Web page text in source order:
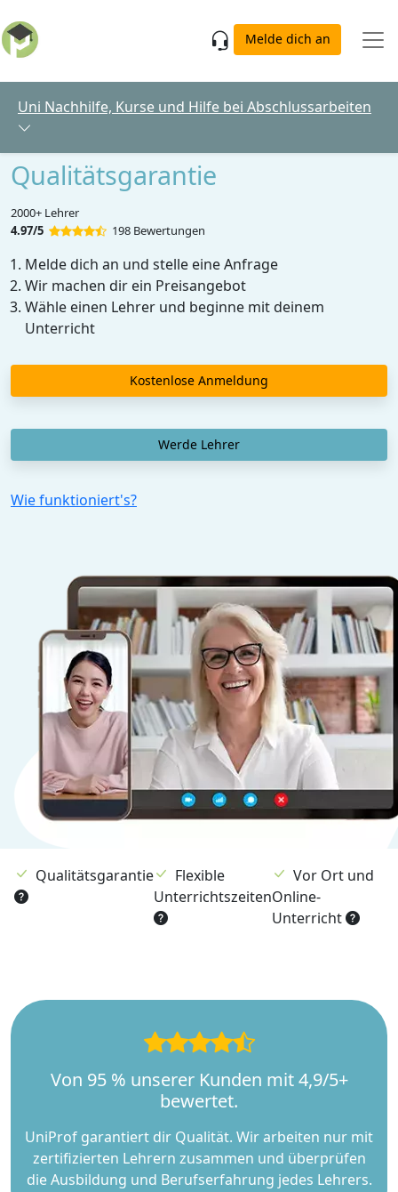
Melde dich an
Uni Nachhilfe, Kurse und Hilfe bei Abschlussarbeiten
Qualitätsgarantie
2000+ Lehrer
4.97/5
198 Bewertungen
Melde dich an und stelle eine Anfrage
Wir machen dir ein Preisangebot
Wähle einen Lehrer und beginne mit deinem
Unterricht
Kostenlose Anmeldung
Werde Lehrer
Wie funktioniert's?
Qualitätsgarantie
Flexible
Unterrichtszeiten
Vor Ort und
Online-
Unterricht
Von 95 % unserer Kunden mit 4,9/5+
bewertet.
UniProf garantiert dir Qualität. Wir arbeiten nur mit
zertifizierten Lehrern zusammen und überprüfen
die Ausbildung und Berufserfahrung jedes Lehrers.